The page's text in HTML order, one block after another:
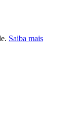
Saiba mais